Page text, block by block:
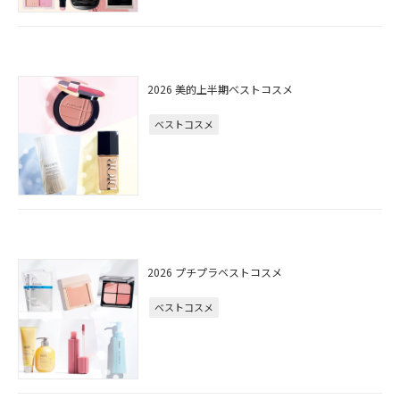
2026 美的上半期ベストコスメ
ベストコスメ
2026 プチプラベストコスメ
ベストコスメ